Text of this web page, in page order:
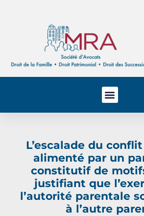
L’escalade du
alimenté par un
constitutif de
justifiant que
l’autorité parentale
à l’autre